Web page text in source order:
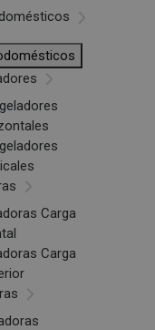
Carga
Carga